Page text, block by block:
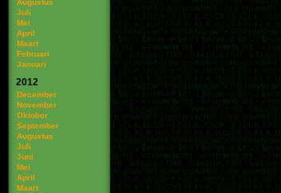
Augustus
Juli
Mei
April
Maart
Februari
Januari
2012
December
November
Oktober
September
Augustus
Juli
Juni
Mei
April
Maart